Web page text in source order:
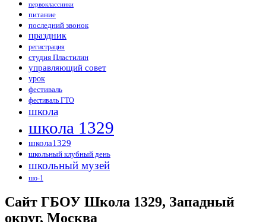
первоклассники
питание
последний звонок
праздник
регистрация
студия Пластилин
управляющий совет
урок
фестиваль
фестиваль ГТО
школа
школа 1329
школа1329
школьный клубный день
школьный музей
шо-1
Сайт ГБОУ Школа 1329, Западный
округ, Москва